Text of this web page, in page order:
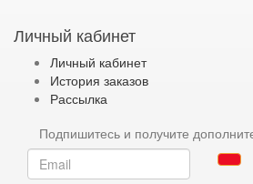
Личный кабинет
Личный кабинет
История заказов
Рассылка
Подпишитесь и получите